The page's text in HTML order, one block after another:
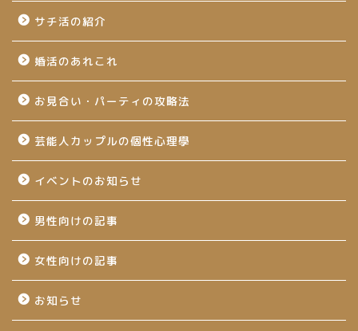
サチ活の紹介
婚活のあれこれ
お見合い・パーティの攻略法
芸能人カップルの個性心理學
イベントのお知らせ
男性向けの記事
女性向けの記事
お知らせ